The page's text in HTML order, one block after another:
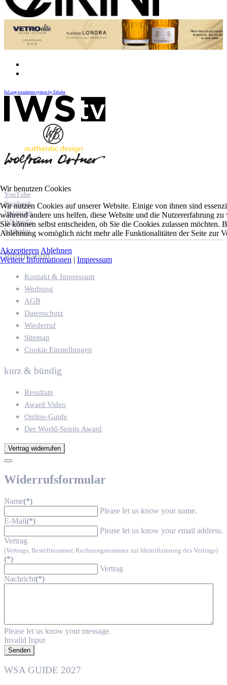
FaLang translation system by Faboba
YouTube
Facebook
Instagram
Wikipedia
Linkedin
Information
Kontakt & Impressum
Werbung
AGB
Datenschutz
Wiederruf
Sitemap
Cookie Einstellungen
kurz & bündig
Resultate
Award Video
Online-Guide
Der World-Spirits Award
Vertrag widerrufen
Widerrufsformular
Name(*)
Please let us know your name.
E-Mail(*)
Please let us know your email address.
Vertrag
(Vertrags, Bestellnummer, Rechnungsnummer zur Identifizierung des Vertrags)
(*)
Vertrag
Nachricht(*)
Please let us know your message.
Invalid Input
Senden
WSA GUIDE 2027
Wir benutzen Cookies
Wir nutzen Cookies auf unserer Website. Einige von ihnen sind
während andere uns helfen, diese Website und die Nutzererfahrung
Sie können selbst entscheiden, ob Sie die Cookies zulassen möchten.
Ablehnung womöglich nicht mehr alle Funktionalitäten der Seite zur
Akzeptieren Ablehnen
Weitere Informationen | Impressum